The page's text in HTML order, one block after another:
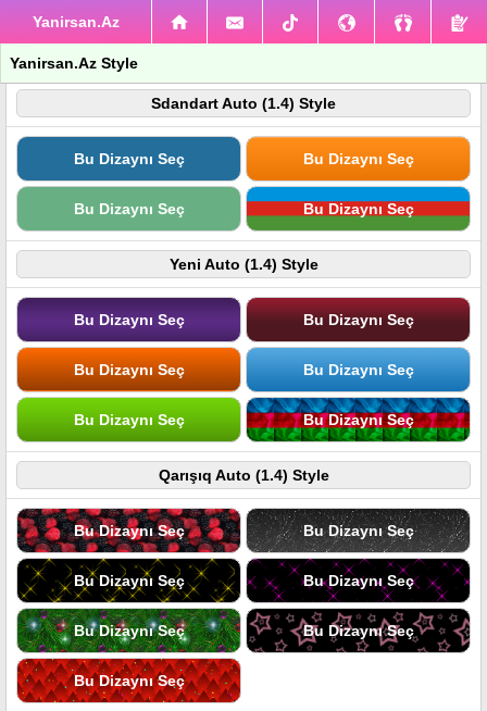
Yanirsan.Az
Yanirsan.Az Style
Sdandart Auto (1.4) Style
Bu Dizaynı Seç Bu Dizaynı Seç
Bu Dizaynı Seç Bu Dizaynı Seç
Yeni Auto (1.4) Style
Bu Dizaynı Seç Bu Dizaynı Seç
Bu Dizaynı Seç Bu Dizaynı Seç
Bu Dizaynı Seç Bu Dizaynı Seç
Qarışıq Auto (1.4) Style
Bu Dizaynı Seç Bu Dizaynı Seç
Bu Dizaynı Seç Bu Dizaynı Seç
Bu Dizaynı Seç Bu Dizaynı Seç
Bu Dizaynı Seç